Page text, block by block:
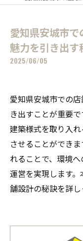
愛知県安城市
魅力を引き出す
2025/06/05
愛知県安城市での
き出すことが重要
建築様式を取り入
させることができ
れることで、環境
運営を実現します
舗設計の秘訣を詳し